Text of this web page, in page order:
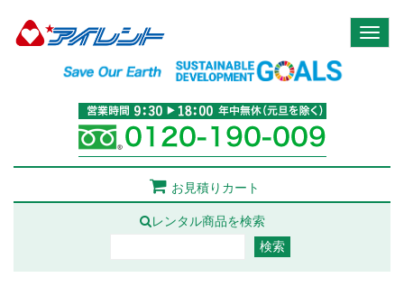
お見積りカート
レンタル商品を検索